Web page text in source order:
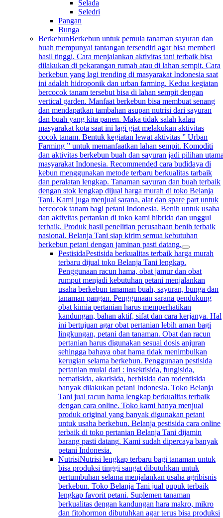
Selada
Seledri
Pangan
Bunga
BerkebunBerkebun untuk pemula tanaman sayuran dan
buah mempunyai tantangan tersendiri agar bisa memberi
hasil tinggi. Cara menjalankan aktivitas tani terbaik bisa
dilakukan di pekarangan rumah atau di lahan sempit. Cara
berkebun yang lagi trending di masyarakat Indonesia saat
ini adalah hidroponik dan urban farming. Kedua kegiatan
bercocok tanam tersebut bisa di lahan sempit dengan
vertical garden. Manfaat berkebun bisa membuat senang
dan mendapatkan tambahan asupan nutrisi dari sayuran
dan buah yang kita panen. Maka tidak salah kalau
masyarakat kota saat ini lagi giat melakukan aktivitas
cocok tanam. Bentuk kegiatan lewat aktivitas ” Urban
Farming ” untuk memanfaatkan lahan sempit. Komoditi
dan aktivitas berkebun buah dan sayuran jadi pilihan
masyarakat Indonesia. Recommended cara budidaya di
kebun menggunakan metode terbaru berkualitas tarbaik
dan peralatan lengkap. Tanaman sayuran dan buah terbaik
dengan stok lengkap dijual harga murah di toko Belanja
Tani. Kami juga menjual sarana, alat dan spare part untuk
bercocok tanam bagi petani Indonesia. Benih untuk usaha
dan aktivitas pertanian di toko kami hibrida dan unggul
terbaik. Produk hasil penelitian perusahaan benih terbaik
nasional. Belanja Tani siap kirim semua kebutuhan
berkebun petani dengan jaminan pasti datang.
PestisidaPestisida berkualitas terbaik harga murah
terbaru dijual toko Belanja Tani lengkap.
Penggunaan racun hama, obat jamur dan obat
rumput menjadi kebutuhan petani menjalankan
usaha berkebun tanaman buah, sayuran, bunga dan
tanaman pangan. Penggunaan sarana pendukung
obat kimia pertanian harus memperhatikan
kandungan, bahan aktif, sifat dan cara kerjanya. Hal
ini bertujuan agar obat pertanian lebih aman bagi
lingkungan, petani dan tanaman. Obat dan racun
pertanian harus digunakan sesuai dosis anjuran
sehingga bahaya obat hama tidak menimbulkan
kerugian selama berkebun. Penggunaan pestisida
pertanian mulai dari : insektisida, fungisida,
nematisida, akarisida, herbisida dan rodentisida
banyak dilakukan petani Indonesia. Toko Belanja
Tani jual racun hama lengkap berkualitas terbaik
dengan cara online. Toko kami hanya menjual
produk original yang banyak digunakan petani
untuk usaha berkebun. Belanja pestisida cara online
terbaik di toko pertanian Belanja Tani dijamin
barang pasti datang. Kami sudah dipercaya banyak
petani Indonesia.
NutrisiNutrisi lengkap terbaru bagi tanaman untuk
bisa produksi tinggi sangat dibutuhkan untuk
pertumbuhan selama menjalankan usaha agribisnis
berkebun. Toko Belanja Tani jual pupuk terbaik
lengkap favorit petani. Suplemen tanaman
berkualitas dengan kandungan hara makro, mikro
dan fitohormon dibutuhkan agar terus bisa produksi